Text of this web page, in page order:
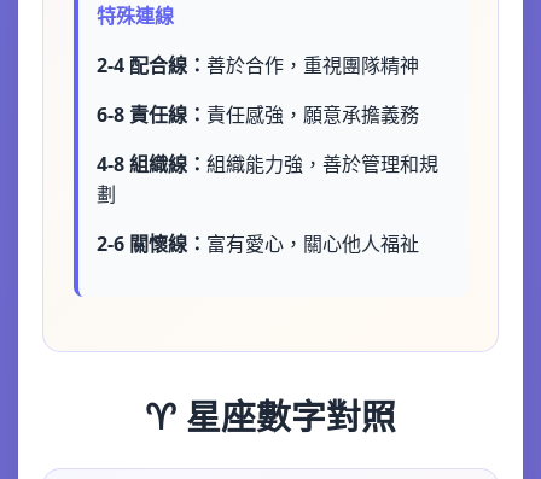
特殊連線
2-4 配合線： 善於合作，重視團隊精神
6-8 責任線： 責任感強，願意承擔義務
4-8 組織線： 組織能力強，善於管理和規
劃
2-6 關懷線： 富有愛心，關心他人福祉
♈ 星座數字對照